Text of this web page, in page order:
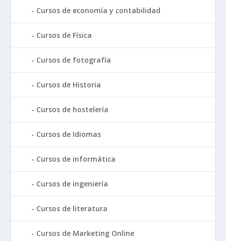
Cursos de economía y contabilidad
Cursos de Física
Cursos de fotografía
Cursos de Historia
Cursos de hostelería
Cursos de Idiomas
Cursos de informática
Cursos de ingeniería
Cursos de literatura
Cursos de Marketing Online